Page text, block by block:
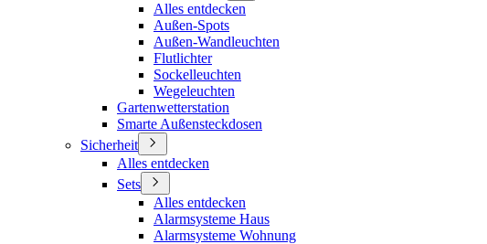
Alles entdecken
Außen-Spots
Außen-Wandleuchten
Flutlichter
Sockelleuchten
Wegeleuchten
Gartenwetterstation
Smarte Außensteckdosen
Sicherheit
Alles entdecken
Sets
Alles entdecken
Alarmsysteme Haus
Alarmsysteme Wohnung